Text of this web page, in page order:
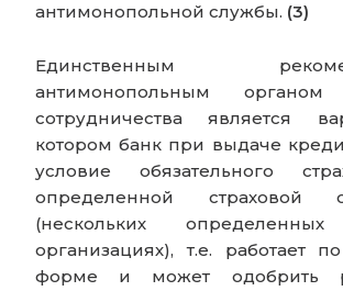
антимонопольной службы. (3)
Единственным
антимонопольным органом
сотрудничества является
котором банк при выдаче
условие обязательного
определенной страховой
(нескольких определенных
организациях), т.е. работает
форме и может одобрить